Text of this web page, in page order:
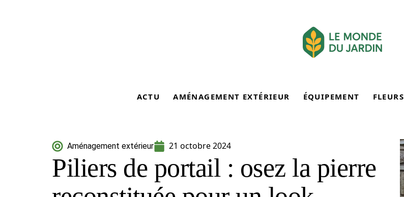
ACTU AMÉNAGEMENT EXTÉRIEUR ÉQUIPEMENT FLEURS
Aménagement extérieur 21 octobre 2024
Piliers de portail : osez la pierre